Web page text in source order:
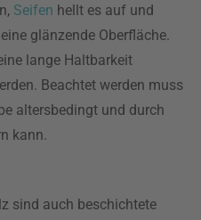
Seifen hellt es auf und
glänzende Oberfläche.
lange Haltbarkeit
Beachtet werden muss
altersbedingt und durch
kann.
sind auch beschichtete